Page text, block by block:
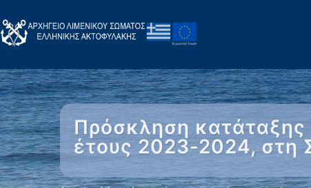
Πρόσκληση
έτους 2023-2024,